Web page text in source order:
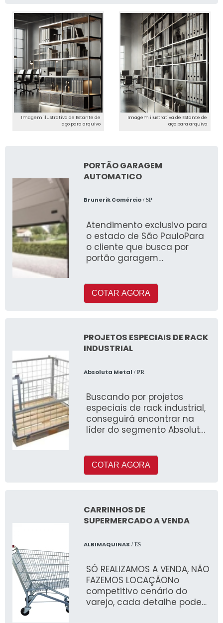
Imagem ilustrativa de Estante de
aço para arquivo
Imagem ilustrativa de Estante de
aço para arquivo
PORTÃO GARAGEM
AUTOMATICO
Brunerik Comércio/ SP
Atendimento exclusivo para
o estado de São PauloPara
o cliente que busca por
portão garagem
segmento
COTAR AGORA
PROJETOS ESPECIAIS DE RACK
INDUSTRIAL
Absoluta Metal / PR
Buscando por projetos
especiais de rack industrial,
conseguirá encontrar na
líder do segmento Absoluta
COTAR AGORA
CARRINHOS DE
SUPERMERCADO A VENDA
ALBIMAQUINAS / ES
SÓ REALIZAMOS A VENDA, NÃO
FAZEMOS LOCAÇÃONo
competitivo cenário do
varejo, cada detalhe pode